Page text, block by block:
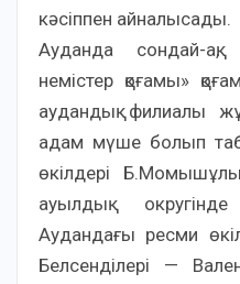
кәсіппен айналысады.
Ауданда сондай-
немістер қоғамы»
аудандық филиалы
адам мүше болып
өкілдері
ауылдық
Аудандағы ресми
Белсенділері —